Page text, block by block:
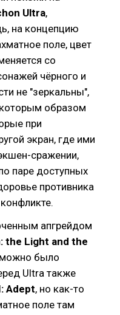
Ultra,
на концепцию
поле, цвет
со
чёрного и
не "зеркальны",
образом
при
экран, где ими
сражении,
паре доступных
противника
апгрейдом
the Light and the
можно было
Ultra также
Adept, но как-то
поле там